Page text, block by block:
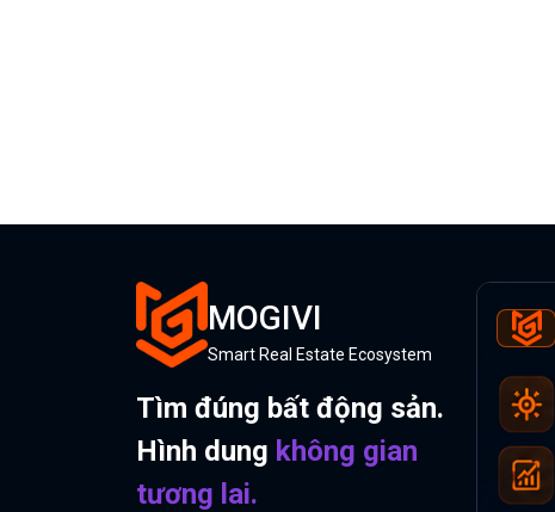
MOGIVI
Smart Real Estate Ecosystem
Tìm đúng bất động sản.
Hình dung không gian
tương lai.